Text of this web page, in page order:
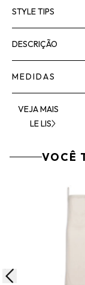
STYLE TIPS
DESCRIÇÃO
MEDIDAS
VEJA MAIS
LE LIS
VOCÊ